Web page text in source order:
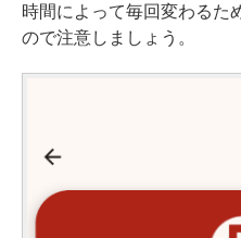
時間によって毎回変わるた
ので注意しましょう。